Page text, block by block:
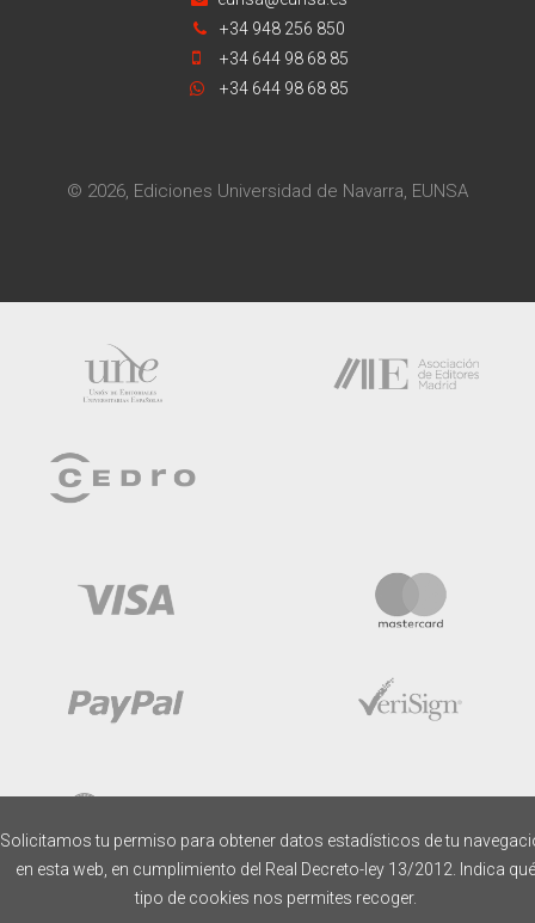
+34 948 256 850
+34 644 98 68 85
+34 644 98 68 85
© 2026, Ediciones Universidad de Navarra, EUNSA
Solicitamos tu permiso para obtener datos estadísticos de tu
en esta web, en cumplimiento del Real Decreto-ley 13/2012. Indica qué
tipo de cookies nos permites recoger.